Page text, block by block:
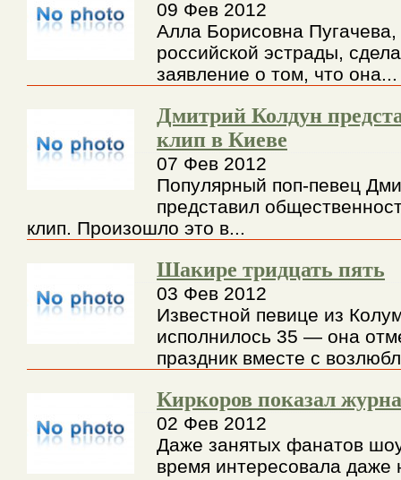
09 Фев 2012
Алла Борисовна
российской эстрады,
заявление о том, что она...
Дмитрий Колдун
клип в Киеве
07 Фев 2012
Популярный поп-певец
представил
клип. Произошло это в...
Шакире тридцать пять
03 Фев 2012
Известной певице из
исполнилось 35 — она
праздник вместе с
Киркоров показал
02 Фев 2012
Даже занятых фанатов
время интересовала даже